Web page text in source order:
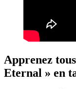
Apprenez
Eternal » en